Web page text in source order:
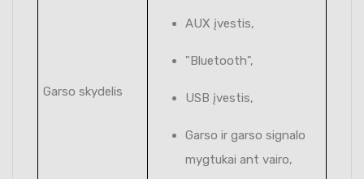
Garso skydelis
AUX įvestis,
"Bluetooth",
USB įvestis,
Garso ir garso signalo
mygtukai ant vairo,